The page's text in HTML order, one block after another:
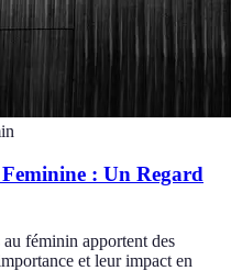
: Un Regard
féminin apportent des
et leur impact en